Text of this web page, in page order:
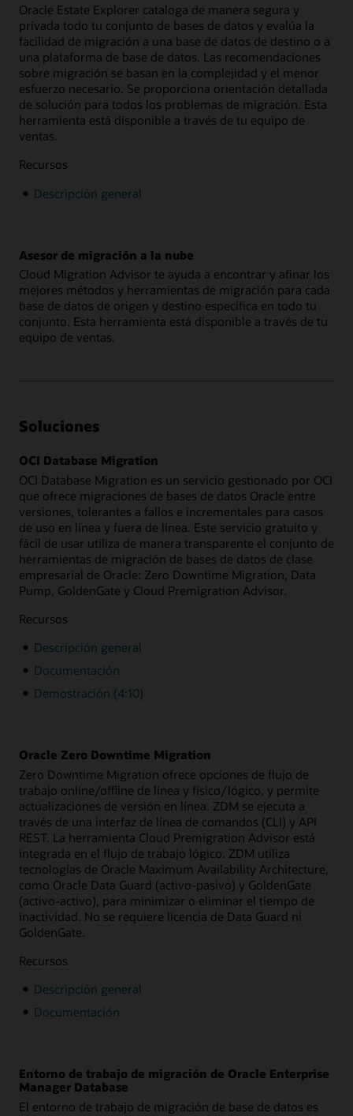
Oracle Estate Explorer cataloga de manera segura y
privada todo tu conjunto de bases de datos y evalúa la
facilidad de migración a una base de datos de destino o a
una plataforma de base de datos. Las recomendaciones
sobre migración se basan en la complejidad y el menor
esfuerzo necesario. Se proporciona orientación detallada
de solución para todos los problemas de migración. Esta
herramienta está disponible a través de tu equipo de
ventas.
Recursos
Descripción general
Asesor de migración a la nube
Cloud Migration Advisor te ayuda a encontrar y afinar los
mejores métodos y herramientas de migración para cada
base de datos de origen y destino específica en todo tu
conjunto. Esta herramienta está disponible a través de tu
equipo de ventas.
Soluciones
OCI Database Migration
OCI Database Migration es un servicio gestionado por OCI
que ofrece migraciones de bases de datos Oracle entre
versiones, tolerantes a fallos e incrementales para casos
de uso en línea y fuera de línea. Este servicio gratuito y
fácil de usar utiliza de manera transparente el conjunto de
herramientas de migración de bases de datos de clase
empresarial de Oracle: Zero Downtime Migration, Data
Pump, GoldenGate y Cloud Premigration Advisor.
Recursos
Descripción general
Documentación
Demostración (4:10)
Oracle Zero Downtime Migration
Zero Downtime Migration ofrece opciones de flujo de
trabajo online/offline de línea y físico/lógico, y permite
actualizaciones de versión en línea. ZDM se ejecuta a
través de una interfaz de línea de comandos (CLI) y API
REST. La herramienta Cloud Premigration Advisor está
integrada en el flujo de trabajo lógico. ZDM utiliza
tecnologías de Oracle Maximum Availability Architecture,
como Oracle Data Guard (activo-pasivo) y GoldenGate
(activo-activo), para minimizar o eliminar el tiempo de
inactividad. No se requiere licencia de Data Guard ni
GoldenGate.
Recursos
Descripción general
Documentación
Entorno de trabajo de migración de Oracle Enterprise
Manager Database
El entorno de trabajo de migración de base de datos es